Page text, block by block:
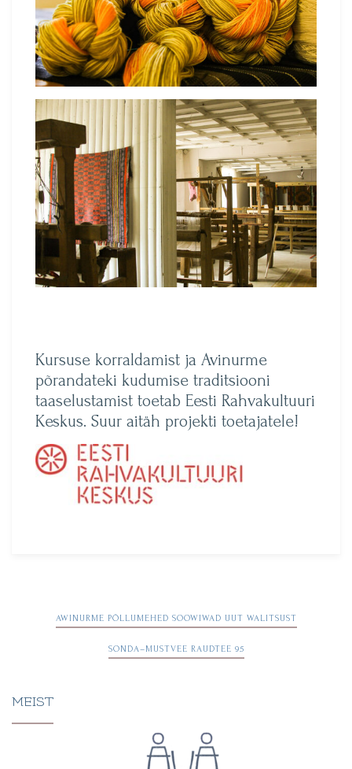
Kursuse korraldamist ja Avinurme
põrandateki kudumise traditsiooni
taaselustamist toetab Eesti Rahvakultuuri
Keskus. Suur aitäh projekti toetajatele!
Navigeerimine
AWINURME PÕLLUMEHED SOOWIWAD UUT WALITSUST
SONDA–MUSTVEE RAUDTEE 95
MEIST